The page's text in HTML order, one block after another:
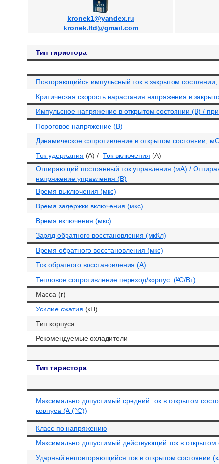
kronek1@yandex.ru
kronek.ltd@gmail.com
Тип тиристора
Повторяющийся импульсный ток в закрытом
Критическая скорость нарастания напряжения в
Импульсное напряжение в открытом состоянии (В) /
Пороговое напряжение (В)
Динамическое сопротивление в открытом состоянии,
Ток удержания (А) / Ток включения (А)
Отпирающий постоянный ток управления (мА) /
напряжение управления (В)
Время выключения (мкс)
Время задержки включения (мкс)
Время включения (мкс)
Заряд обратного восстановления (мкКл)
Время обратного восстановления (мкс)
Ток обратного восстановления (А)
Тепловое сопротивление переход/корпус (oС/Вт)
Масса (г)
Усилие сжатия (кН)
Тип корпуса
Рекомендуемые охладители
Тип тиристора
Максимально допустимый средний ток в открытом
корпуса (А (°С))
Класс по напряжению
Максимально допустимый действующий ток в открытом
Ударный неповторяющийся ток в открытом состоянии